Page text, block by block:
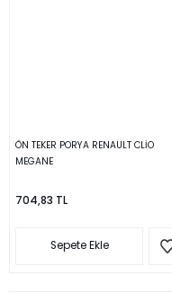
ÖN TEKER PORYA RENAULT CLİO
MEGANE
704,83 TL
Sepete Ekle